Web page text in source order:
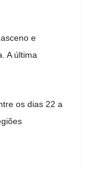
e
A última
os dias 22 a